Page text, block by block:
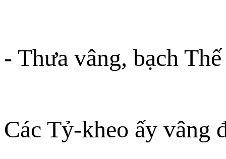
- Thưa vâng, bạch
Các Tỷ-kheo ấy vâng